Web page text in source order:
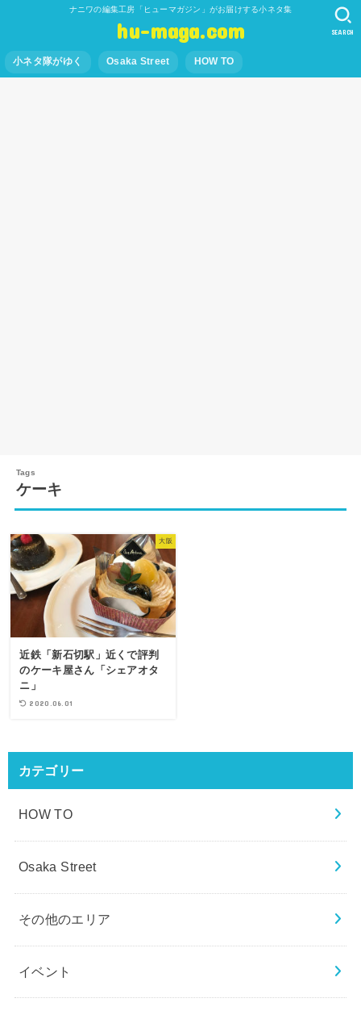
ナニワの編集工房「ヒューマガジン」がお届けする小ネタ集
hu-maga.com
小ネタ隊がゆく Osaka Street HOW TO
SEARCH
ケーキ
大阪
近鉄「新石切駅」近くで評判
のケーキ屋さん「シェアオタ
ニ」
2020.06.01
カテゴリー
HOW TO
Osaka Street
その他のエリア
イベント